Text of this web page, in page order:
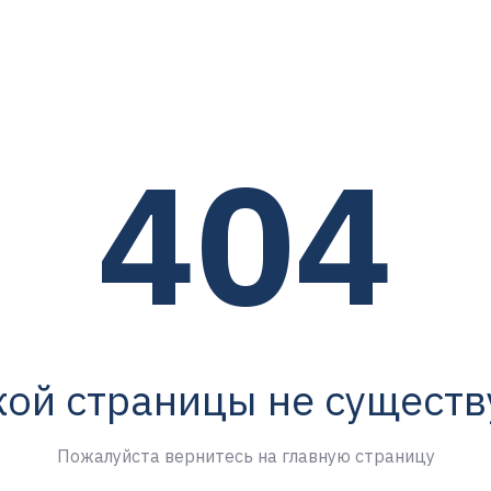
404
страницы не
Пожалуйста вернитесь на главную страницу